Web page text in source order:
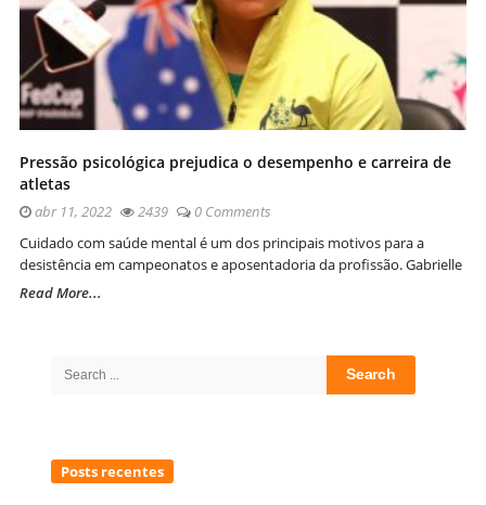
Pressão psicológica prejudica o desempenho e carreira de
atletas
abr 11, 2022 2439
0 Comments
Cuidado com saúde mental é um dos principais motivos para a
desistência em campeonatos e aposentadoria da profissão. Gabrielle
Read More...
Search
Posts recentes